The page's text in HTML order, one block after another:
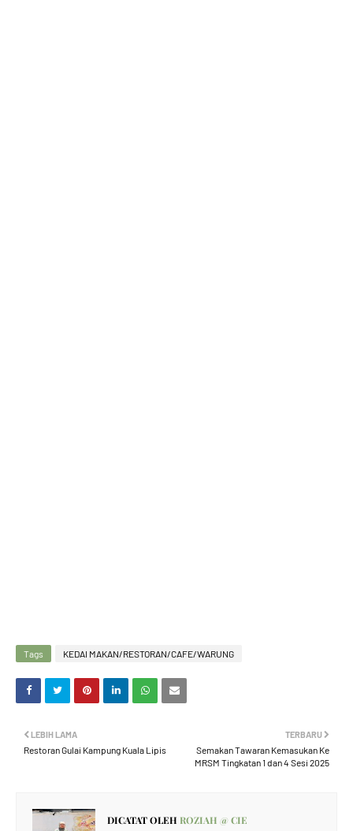
Tags KEDAI MAKAN/RESTORAN/CAFE/WARUNG
TERBARU
Semakan Tawaran Kemasukan Ke
MRSM Tingkatan 1 dan 4 Sesi 2025
LEBIH LAMA
Restoran Gulai Kampung Kuala Lipis
DICATAT OLEH ROZIAH @ CIE